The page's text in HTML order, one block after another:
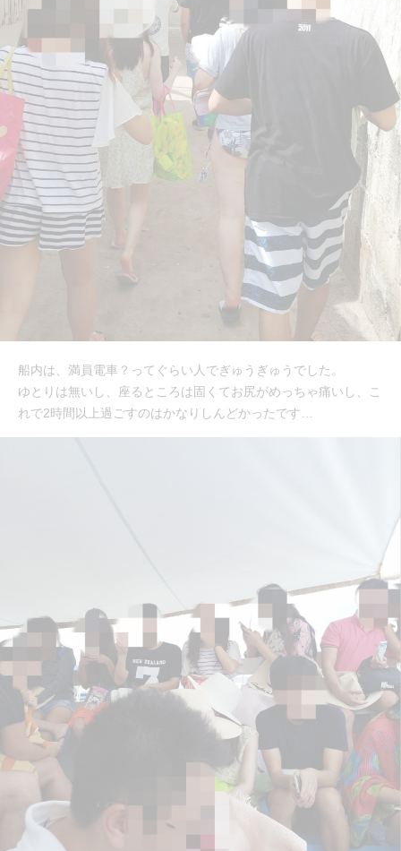
船内は、満員電車？ってぐらい人でぎゅうぎゅうでした。
ゆとりは無いし、座るところは固くてお尻がめっちゃ痛いし、こ
れで2時間以上過ごすのはかなりしんどかったです…